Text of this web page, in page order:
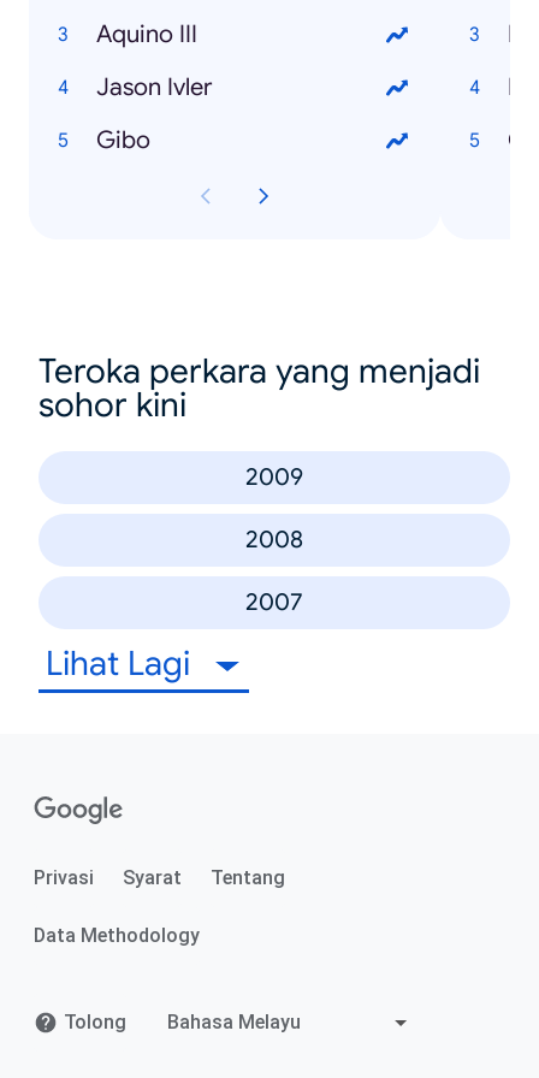
Aquino III
Jason Ivler
Gibo
Teroka perkara yang menjadi
sohor kini
2009
2008
2007
Lihat Lagi
Privasi Syarat Tentang
Data Methodology
Tolong